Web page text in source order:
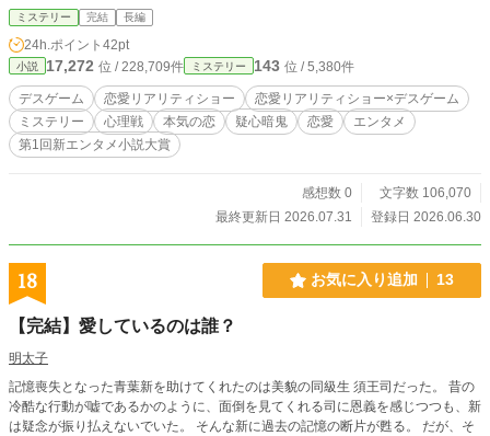
人が下敷きとなり死亡する。 混乱するユキヤたちに、スピーカーからこれは事
故ではなく、企画進行の範疇であることが告げられた。 『それではこれより、
恋愛リアリティショー【死がふたりを分かつまデ】のルール説明をさせていただ
きます』 ……最終日の告白を成功させ、成立したカップルのみが島を脱出でき
る ……成立したカップルには賞金として総額2億円が贈られる ……カップル成
立できなかった参加者は、死亡する 驚愕のルール説明がなされていく中、さら
に衝撃の事実が告げられた。 『皆様の中に、自分以外の参加者を殺す【殺人
鬼】の役割を割り当てた者がおります。その殺人鬼の魔の手から逃れながら、本
にいる彼は、隣にいる彼女は、信じて大丈夫なのか？ 疑心暗鬼と極限状態の中
で織りなす、恋リアデスゲームの結末は……？
ミステリー 完結 長編
24h.ポイント 42pt
小説 17,272 位 / 228,709件 ミステリー 143 位 / 5,380件
デスゲーム 恋愛リアリティショー
恋愛リアリティショー×デスゲーム
ミステリー
心理戦 本気の恋 疑心暗鬼 恋愛
エンタメ
第1回新エンタメ小説大賞
感想数 0
文字数 106,070
最終更新日 2026.07.31
登録日 2026.06.30
18 お気に入り追加 13
【完結】愛しているのは誰？
明太子
記憶喪失となった青葉新を助けてくれたのは美貌の同級生 須王司だった。 昔の
冷酷な行動が嘘であるかのように、面倒を見てくれる司に恩義を感じつつも、新
は疑念が振り払えないでいた。 そんな新に過去の記憶の断片が甦る。 だが、そ